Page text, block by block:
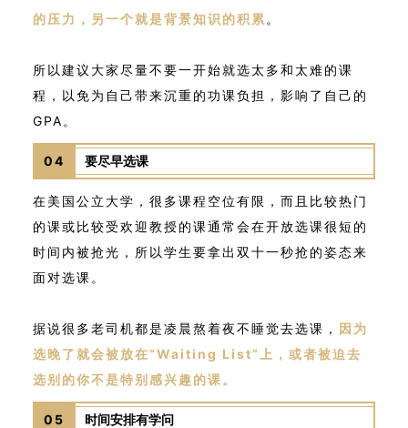
的压力，另一个就是背景知识的积累 。
所以建议大家尽量不要一开始就选太多和太难的课
程，以免为自己带来沉重的功课负担，影响了自己的
GPA。
04 要尽早选课
在美国公立大学，很多课程空位有限，而且比较热门
的课或比较受欢迎教授的课通常会在开放选课很短的
时间内被抢光，所以学生要拿出双十一秒抢的姿态来
面对选课。
据说很多老司机都是凌晨熬着夜不睡觉去选课， 因为
选晚了就会被放在“Waiting List”上，或者被迫去
选别的你不是特别感兴趣的课。
05 时间安排有学问